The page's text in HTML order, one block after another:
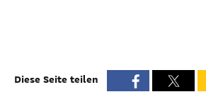
Diese Seite teilen